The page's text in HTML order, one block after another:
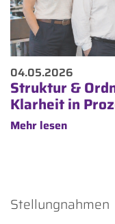
04.05.2026
Struktur &
Klarheit in
Mehr lesen
Stellungnahmen